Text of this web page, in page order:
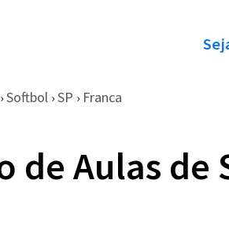
› Softbol › SP › Franca
de Aulas de